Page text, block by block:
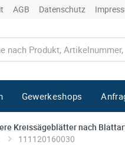
AGB Datenschutz
Gewerkeshops
Kreissägeblätter nach
111120160030